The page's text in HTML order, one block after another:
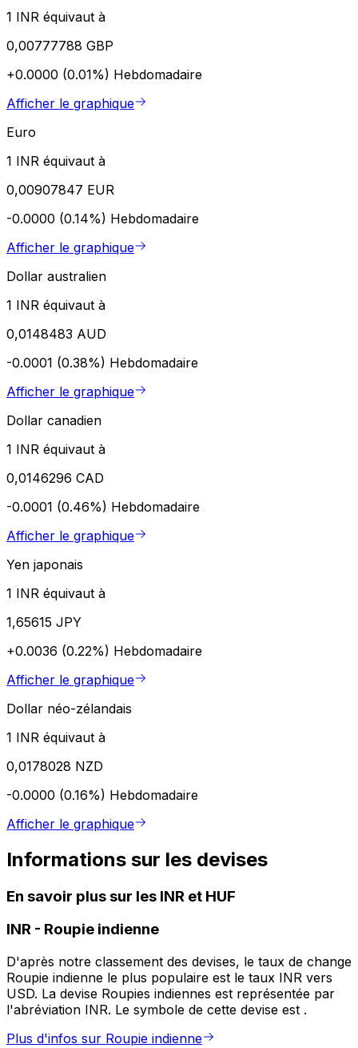
1 INR équivaut à
0,00777788 GBP
+0.0000 (0.01%) Hebdomadaire
Afficher le graphique
Euro
1 INR équivaut à
0,00907847 EUR
-0.0000 (0.14%) Hebdomadaire
Afficher le graphique
Dollar australien
1 INR équivaut à
0,0148483 AUD
-0.0001 (0.38%) Hebdomadaire
Afficher le graphique
Dollar canadien
1 INR équivaut à
0,0146296 CAD
-0.0001 (0.46%) Hebdomadaire
Afficher le graphique
Yen japonais
1 INR équivaut à
1,65615 JPY
+0.0036 (0.22%) Hebdomadaire
Afficher le graphique
Dollar néo-zélandais
1 INR équivaut à
0,0178028 NZD
-0.0000 (0.16%) Hebdomadaire
Afficher le graphique
Informations sur les devises
En savoir plus sur les INR et HUF
INR - Roupie indienne
D'après notre classement des devises, le taux de change
Roupie indienne le plus populaire est le taux INR vers
USD. La devise Roupies indiennes est représentée par
l'abréviation INR. Le symbole de cette devise est ₹.
Plus d'infos sur Roupie indienne